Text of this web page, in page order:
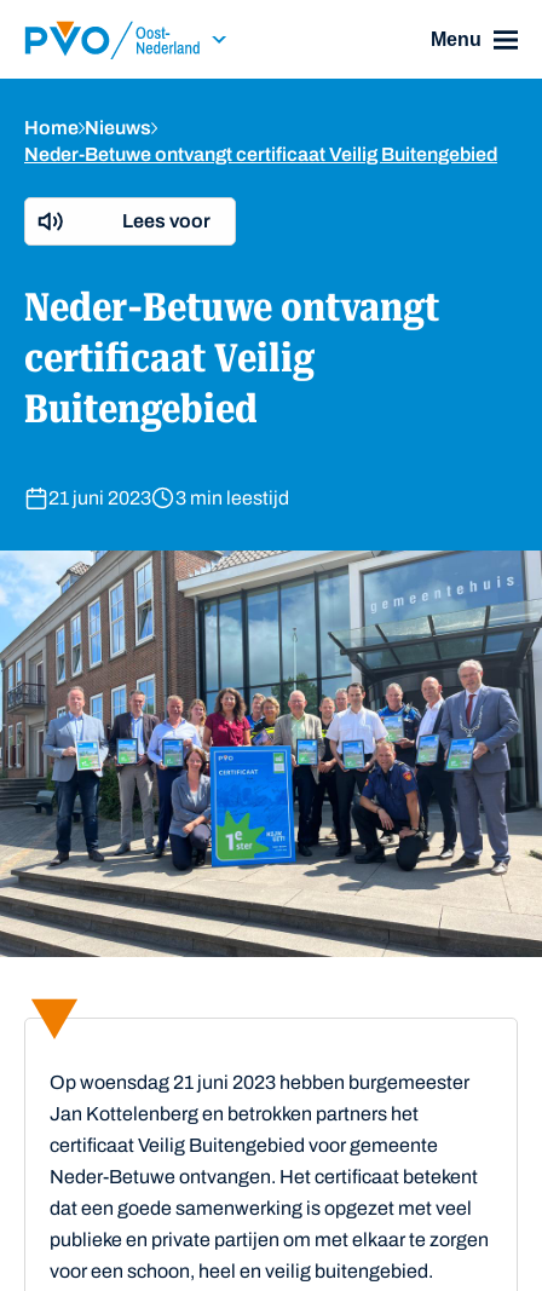
Menu
Home
Nieuws
Neder-Betuwe ontvangt certificaat Veilig Buitengebied
Lees voor
Neder-Betuwe ontvangt
certificaat Veilig
Buitengebied
21 juni 2023 3 min leestijd
Op woensdag 21 juni 2023 hebben burgemeester
Jan Kottelenberg en betrokken partners het
certificaat Veilig Buitengebied voor gemeente
Neder-Betuwe ontvangen. Het certificaat betekent
dat een goede samenwerking is opgezet met veel
publieke en private partijen om met elkaar te zorgen
voor een schoon, heel en veilig buitengebied.